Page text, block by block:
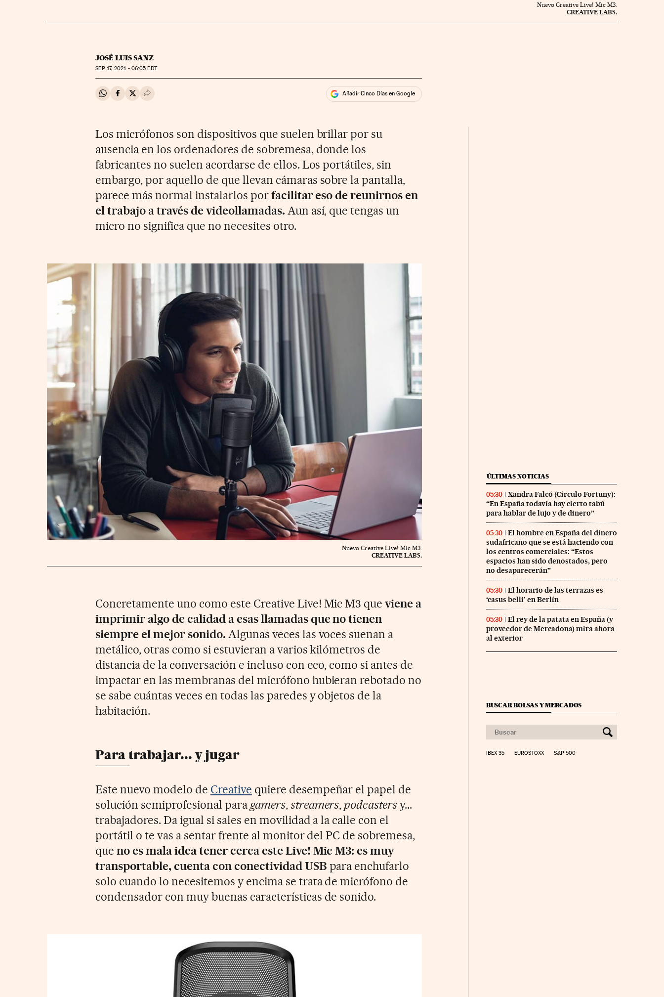
Nuevo Creative Live! Mic M3.
CREATIVE LABS.
JOSÉ LUIS SANZ
SEP17, 2021 - 06:05 EDT
Compartir en Whatsapp
Compartir en Facebook
Compartir en Twitter
Desplegar Redes Sociales Añadir Cinco Días en Google
Los micrófonos son dispositivos que suelen brillar por su
ausencia en los ordenadores de sobremesa, donde los
fabricantes no suelen acordarse de ellos. Los portátiles, sin
embargo, por aquello de que llevan cámaras sobre la pantalla,
parece más normal instalarlos porfacilitar eso de reunirnos en
el trabajo a través de videollamadas. Aun así, que tengas un
micro no significa que no necesites otro.
Nuevo Creative Live! Mic M3.
CREATIVE LABS.
Concretamente uno como este Creative Live! Mic M3 queviene a
imprimir algo de calidad a esas llamadas que no tienen
siempre el mejor sonido. Algunas veces las voces suenan a
metálico, otras como si estuvieran a varios kilómetros de
distancia de la conversación e incluso con eco, como si antes de
impactar en las membranas del micrófono hubieran rebotado no
se sabe cuántas veces en todas las paredes y objetos de la
habitación.
Para trabajar... y jugar
Este nuevo modelo de Creative quiere desempeñar el papel de
solución semiprofesional paragamers,streamers, podcastersy...
trabajadores. Da igual si sales en movilidad a la calle con el
portátil o te vas a sentar frente al monitor del PC de sobremesa,
queno es mala idea tener cerca este Live! Mic M3: es muy
transportable, cuenta con conectividad USB para enchufarlo
solo cuando lo necesitemos y encima se trata de micrófono de
condensador con muy buenas características de sonido.
ÚLTIMAS NOTICIAS
05:30
Xandra Falcó (Círculo Fortuny):
“En España todavía hay cierto tabú
para hablar de lujo y de dinero”
05:30
El hombre en España del dinero
sudafricano que se está haciendo con
los centros comerciales: “Estos
espacios han sido denostados, pero
no desaparecerán”
05:30
El horario de las terrazas es
‘casus belli’ en Berlín
05:30
El rey de la patata en España (y
proveedor de Mercadona) mira ahora
al exterior
BUSCAR BOLSAS Y MERCADOS
IBEX 35 EUROSTOXX S&P 500